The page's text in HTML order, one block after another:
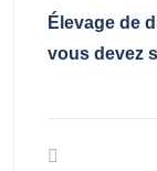
Élevage de
vous devez